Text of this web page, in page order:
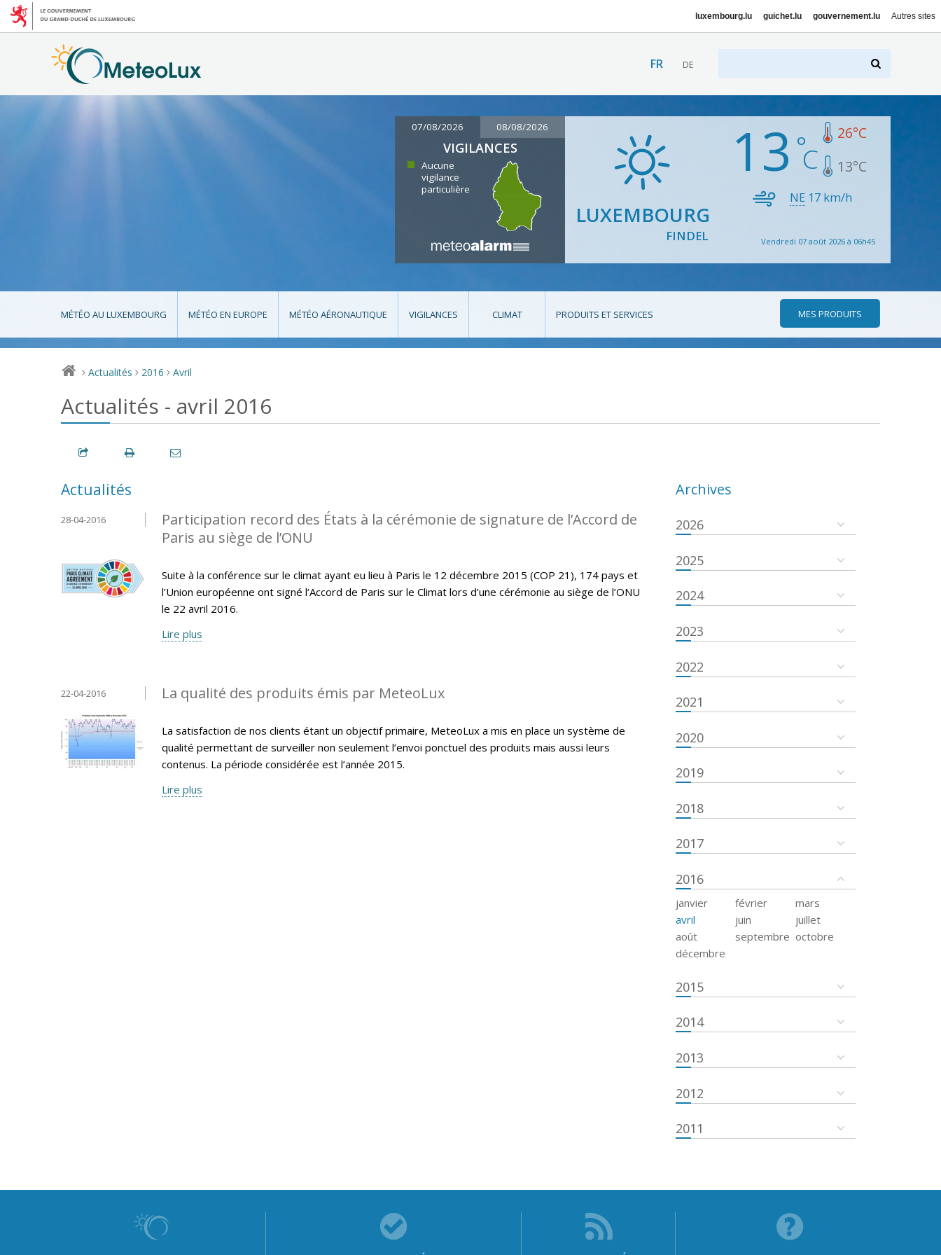
luxembourg.lu guichet.lu gouvernement.lu Autres sites
FR DE
07/08/2026 08/08/2026
VIGILANCES
Aucune
vigilance
particulière
LUXEMBOURG
FINDEL
13 26°C
13°C
NE 17 km/h
Vendredi 07 août 2026 à 06h45
MÉTÉO AU LUXEMBOURG MÉTÉO EN EUROPE MÉTÉO AÉRONAUTIQUE VIGILANCES CLIMAT PRODUITS ET SERVICES MES PRODUITS
> Actualités > 2016 > Avril
Actualités - avril 2016
Actualités
Participation record des États à la cérémonie de signature de l’Accord de
Paris au siège de l’ONU
28-04-2016
Suite à la conférence sur le climat ayant eu lieu à Paris le 12 décembre 2015 (COP 21), 174 pays et
l’Union européenne ont signé l’Accord de Paris sur le Climat lors d’une cérémonie au siège de l’ONU
le 22 avril 2016.
Lire plus
La qualité des produits émis par MeteoLux
22-04-2016
La satisfaction de nos clients étant un objectif primaire, MeteoLux a mis en place un système de
qualité permettant de surveiller non seulement l’envoi ponctuel des produits mais aussi leurs
contenus. La période considérée est l’année 2015.
Lire plus
Archives
2026
2025
2024
2023
2022
2021
2020
2019
2018
2017
2016
janvier février
mars
avril
juin
juillet
août
septembre octobre
décembre
2015
2014
2013
2012
2011